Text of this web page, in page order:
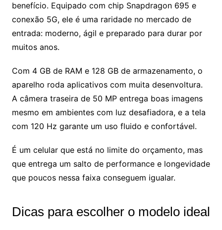
benefício. Equipado com chip Snapdragon 695 e
conexão 5G, ele é uma raridade no mercado de
entrada: moderno, ágil e preparado para durar por
muitos anos.
Com 4 GB de RAM e 128 GB de armazenamento, o
aparelho roda aplicativos com muita desenvoltura.
A câmera traseira de 50 MP entrega boas imagens
mesmo em ambientes com luz desafiadora, e a tela
com 120 Hz garante um uso fluido e confortável.
É um celular que está no limite do orçamento, mas
que entrega um salto de performance e longevidade
que poucos nessa faixa conseguem igualar.
Dicas para escolher o modelo ideal